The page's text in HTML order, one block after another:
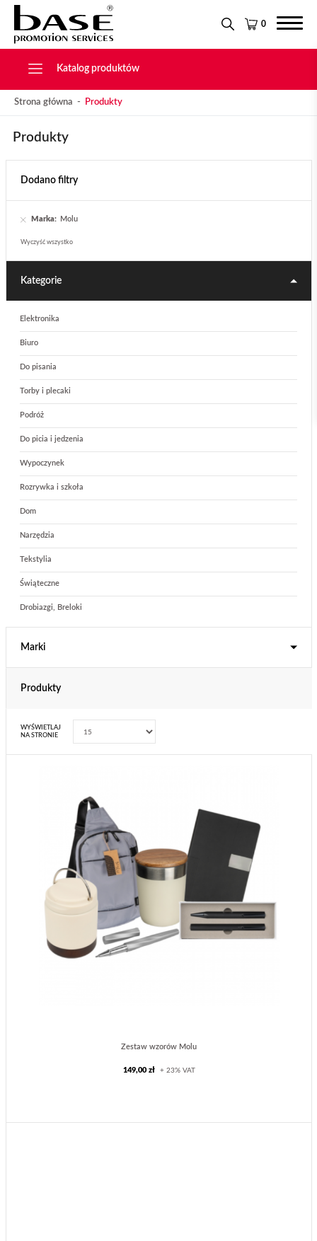
0
KONTAKT
Katalog produktów
Tekstylia
Świąteczne
Drobiazgi, Breloki
Strona główna Produkty
Produkty
Dodano filtry
Marka: Molu
Wyczyść wszystko
Kategorie
Elektronika
Biuro
Do pisania
Torby i plecaki
Podróż
Do picia i jedzenia
Wypoczynek
Rozrywka i szkoła
Dom
Narzędzia
Tekstylia
Świąteczne
Drobiazgi, Breloki
Marki
Produkty
WYŚWIETLAJ
NA STRONIE
Zestaw wzorów Molu
149,00 zł + 23% VAT